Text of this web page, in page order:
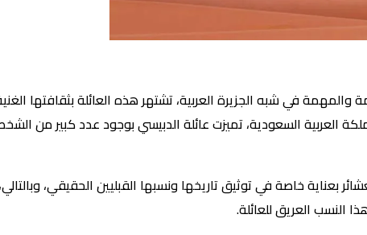
في شبه الجزيرة العربية، تشتهر هذه العائلة بثقافتها
العربية السعودية، تميزت عائلة الدبيسي بوجود عدد كبير من
بعناية خاصة في توثيق تاريخها ونسبها القبليين الحقيقي،
العريق للعائلة.